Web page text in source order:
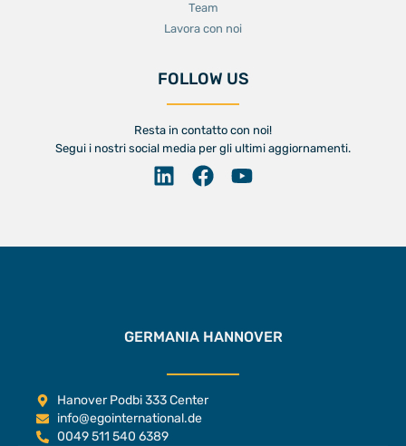
Team
Lavora con noi
FOLLOW US
Resta in contatto con noi!
Segui i nostri social media per gli ultimi aggiornamenti.
GERMANIA HANNOVER
Hanover Podbi 333 Center
info@egointernational.de
0049 511 540 6389